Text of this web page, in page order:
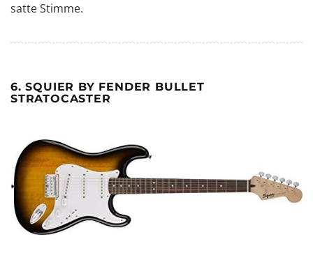
satte Stimme.
6. SQUIER BY FENDER BULLET
STRATOCASTER